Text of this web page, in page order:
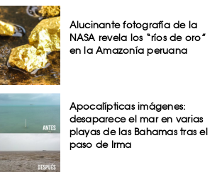
Alucinante fotografía de la
NASA revela los “ríos de oro”
en la Amazonía peruana
Apocalípticas imágenes:
desaparece el mar en varias
playas de las Bahamas tras el
paso de Irma